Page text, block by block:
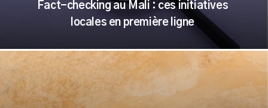
Fact-checking au Mali : ces initiatives
locales en première ligne